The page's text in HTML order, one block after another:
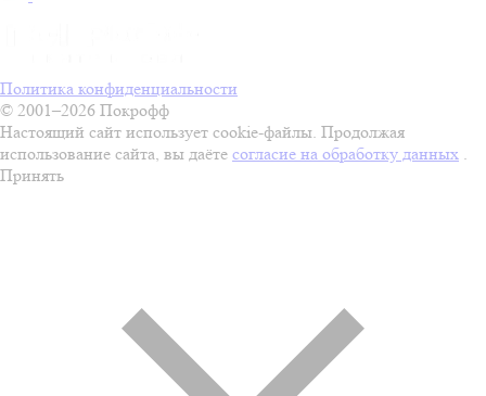
Политика конфиденциальности
© 2001–2026 Покрофф
Настоящий сайт использует cookie-файлы. Продолжая
использование сайта, вы даёте согласие на обработку данных .
Принять